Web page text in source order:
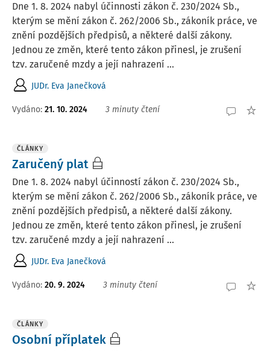
Dne 1. 8. 2024 nabyl účinnosti zákon č. 230/2024 Sb.,
kterým se mění zákon č. 262/2006 Sb., zákoník práce, ve
znění pozdějších předpisů, a některé další zákony.
Jednou ze změn, které tento zákon přinesl, je zrušení
tzv. zaručené mzdy a její nahrazení ...
JUDr. Eva Janečková
Vydáno: 21. 10. 2024 3 minuty čtení
ČLÁNKY
Zaručený plat
Dne 1. 8. 2024 nabyl účinností zákon č. 230/2024 Sb.,
kterým se mění zákon č. 262/2006 Sb., zákoník práce, ve
znění pozdějších předpisů, a některé další zákony.
Jednou ze změn, které tento zákon přinesl, je zrušení
tzv. zaručené mzdy a její nahrazení ...
JUDr. Eva Janečková
Vydáno: 20. 9. 2024 3 minuty čtení
ČLÁNKY
Osobní příplatek